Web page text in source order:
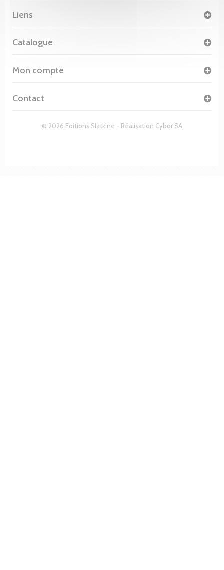
© 2026 Editions Slatkine - Réalisation Cybor SA
Liens
Catalogue
Mon compte
Contact